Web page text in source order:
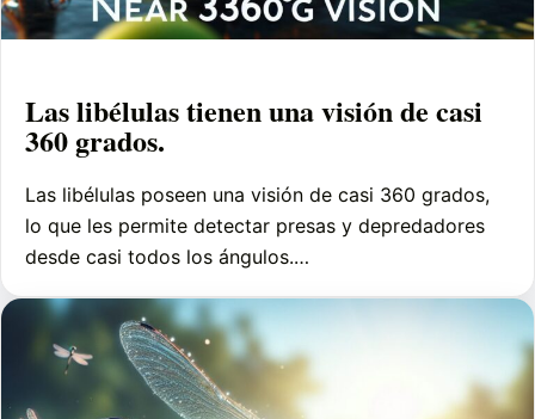
Las libélulas tienen una visión de casi
360 grados.
Las libélulas poseen una visión de casi 360 grados,
lo que les permite detectar presas y depredadores
desde casi todos los ángulos.…